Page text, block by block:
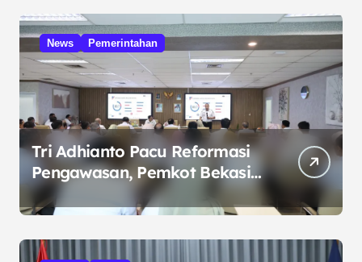
News Pemerintahan
Tri Adhianto Pacu Reformasi
Pengawasan, Pemkot Bekasi
Targetkan Skor MCSP KPK
Naik